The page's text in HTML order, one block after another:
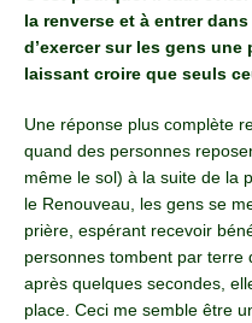
la renverse et à entrer
d’exercer sur les gens
laissant croire que seuls
Une réponse plus complète
quand des personnes
même le sol) à la suite de la
le Renouveau, les gens se
prière, espérant recevoir
personnes tombent par terre
après quelques secondes,
place. Ceci me semble être